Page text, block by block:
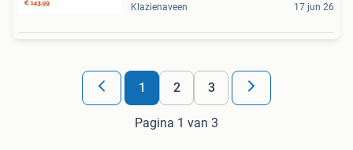
Klazienaveen 17 jun 26
1 2 3
Pagina 1 van 3